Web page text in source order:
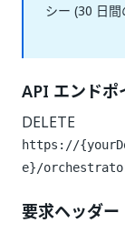
シー (30 日間
API エンドポ
DELETE
https://
e}/
要求ヘッダー